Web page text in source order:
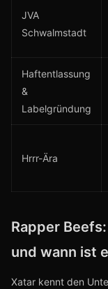
JVA
Schwalmstadt
Haftentlassung
&
Labelgründung
Hrrr-Ära
Rapper
und wann ist
Xatar kennt den